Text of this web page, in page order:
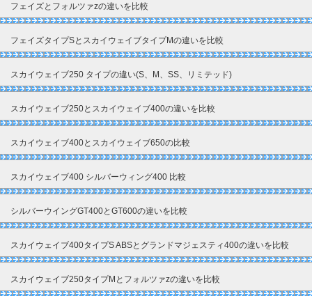
フェイズとフォルツァzの違いを比較
フェイズタイプSとスカイウェイブタイプMの違いを比較
スカイウェイブ250 タイプの違い(S、M、SS、リミテッド)
スカイウェイブ250とスカイウェイブ400の違いを比較
スカイウェイブ400とスカイウェイブ650の比較
スカイウェイブ400 シルバーウィング400 比較
シルバーウイングGT400とGT600の違いを比較
スカイウェイブ400タイプS ABSとグランドマジェスティ400の違いを比較
スカイウェイブ250タイプMとフォルツァzの違いを比較